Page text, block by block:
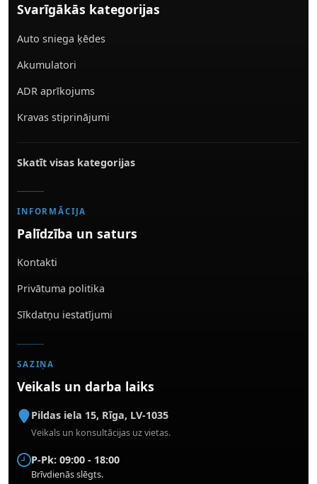
Svarīgākās kategorijas
Auto sniega ķēdes
Akumulatori
ADR aprīkojums
Kravas stiprinājumi
Skatīt visas kategorijas
INFORMĀCIJA
Palīdzība un saturs
Kontakti
Privātuma politika
Sīkdatņu iestatījumi
SAZIŅA
Veikals un darba laiks
Pildas iela 15, Rīga, LV-1035
Veikals un konsultācijas uz vietas.
P-Pk: 09:00 - 18:00
Brīvdienās slēgts.